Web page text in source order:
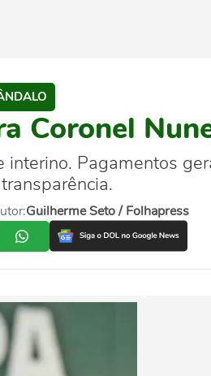
Coronel
Pagamentos
Guilherme Seto / Folhapress